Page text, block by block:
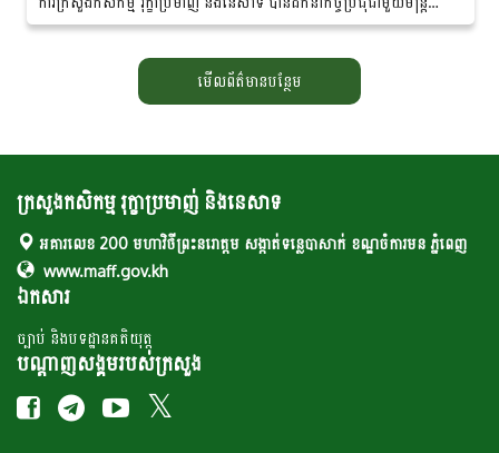
ជំនាញ ដែលមានលោកបណ្ឌិត...
មើលព័ត៌មានបន្ថែម
ក្រសួងកសិកម្ម រុក្ខាប្រមាញ់ និងនេសាទ
អគារលេខ 200 មហាវិថីព្រះនរោត្តម សង្កាត់ទន្លេបាសាក់ ខណ្ឌចំការមន ភ្នំពេញ
www.maff.gov.kh
ឯកសារ
ច្បាប់ និងបទដ្ឋានគតិយុត្ត
បណ្តាញសង្គមរបស់ក្រសួង